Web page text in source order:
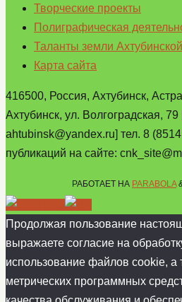
Творческие проекты
Полиграфическая
Таланты земли Ахтубинской
Карта сайта
416500, Россия, Ахтубинск,
Ахтубинск, ул. Волгоградская,
ahtubinsk@yandex.ru] тел. 8
публикаций на сайте:
РАБОТАЕТ НА PARABOLA
Продолжая пользование
выражаете согласие на
использование файлов cookie, а
метрических программных